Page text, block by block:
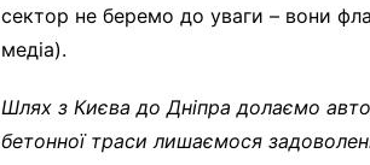
сектор не беремо до уваги – вони
медіа).
Шлях з Києва до Дніпра долаємо
бетонної траси лишаємося